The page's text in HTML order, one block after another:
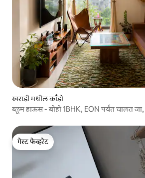
खराडी मधील काँडो
ब्लूम हाऊस - बोहो 1BHK, EON पर्यंत चालत जा,
गेस्ट फेव्हरेट
गेस्ट फेव्हरेट